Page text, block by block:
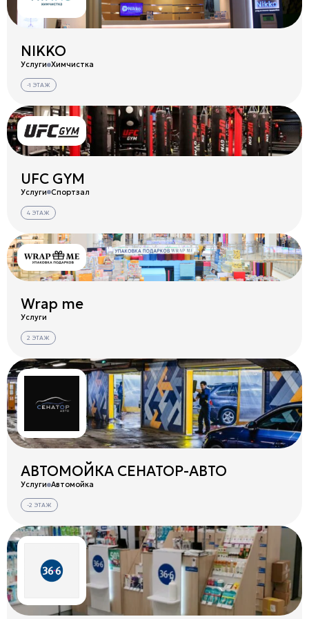
NIKKO
Услуги Химчистка
-1 ЭТАЖ
UFC GYM
Услуги Спортзал
4 ЭТАЖ
Wrap me
Услуги
2 ЭТАЖ
АВТОМОЙКА СЕНАТОР-АВТО
Услуги Автомойка
-2 ЭТАЖ